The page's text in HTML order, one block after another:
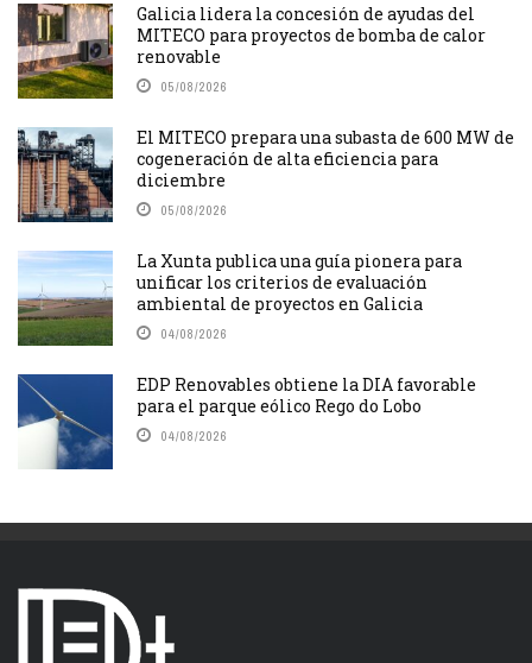
Galicia lidera la concesión de ayudas del
MITECO para proyectos de bomba de calor
renovable
05/08/2026
El MITECO prepara una subasta de 600 MW de
cogeneración de alta eficiencia para
diciembre
05/08/2026
La Xunta publica una guía pionera para
unificar los criterios de evaluación
ambiental de proyectos en Galicia
04/08/2026
EDP Renovables obtiene la DIA favorable
para el parque eólico Rego do Lobo
04/08/2026